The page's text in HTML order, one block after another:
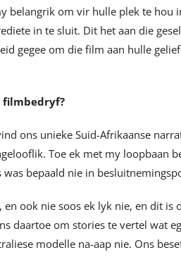
belangrik om vir hulle plek te hou
in te sluit. Dit het aan die
gegee om die film aan hulle
filmbedryf?
ons unieke Suid-Afrikaanse
Toe ek met my loopbaan
bepaald nie in
ook nie soos ek lyk nie, en dit is
daartoe om stories te vertel wat
modelle na-aap nie. Ons